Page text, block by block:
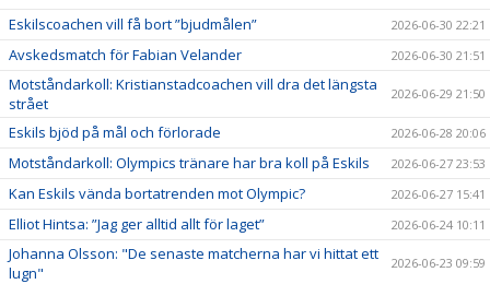
Eskilscoachen vill få bort ”bjudmålen” 2026-06-30 22:21
Avskedsmatch för Fabian Velander 2026-06-30 21:51
Motståndarkoll: Kristianstadcoachen vill dra det längsta
strået
2026-06-29 21:50
Eskils bjöd på mål och förlorade 2026-06-28 20:06
Motståndarkoll: Olympics tränare har bra koll på Eskils 2026-06-27 23:53
Kan Eskils vända bortatrenden mot Olympic? 2026-06-27 15:41
Elliot Hintsa: ”Jag ger alltid allt för laget” 2026-06-24 10:11
Johanna Olsson: "De senaste matcherna har vi hittat ett
lugn"
2026-06-23 09:59